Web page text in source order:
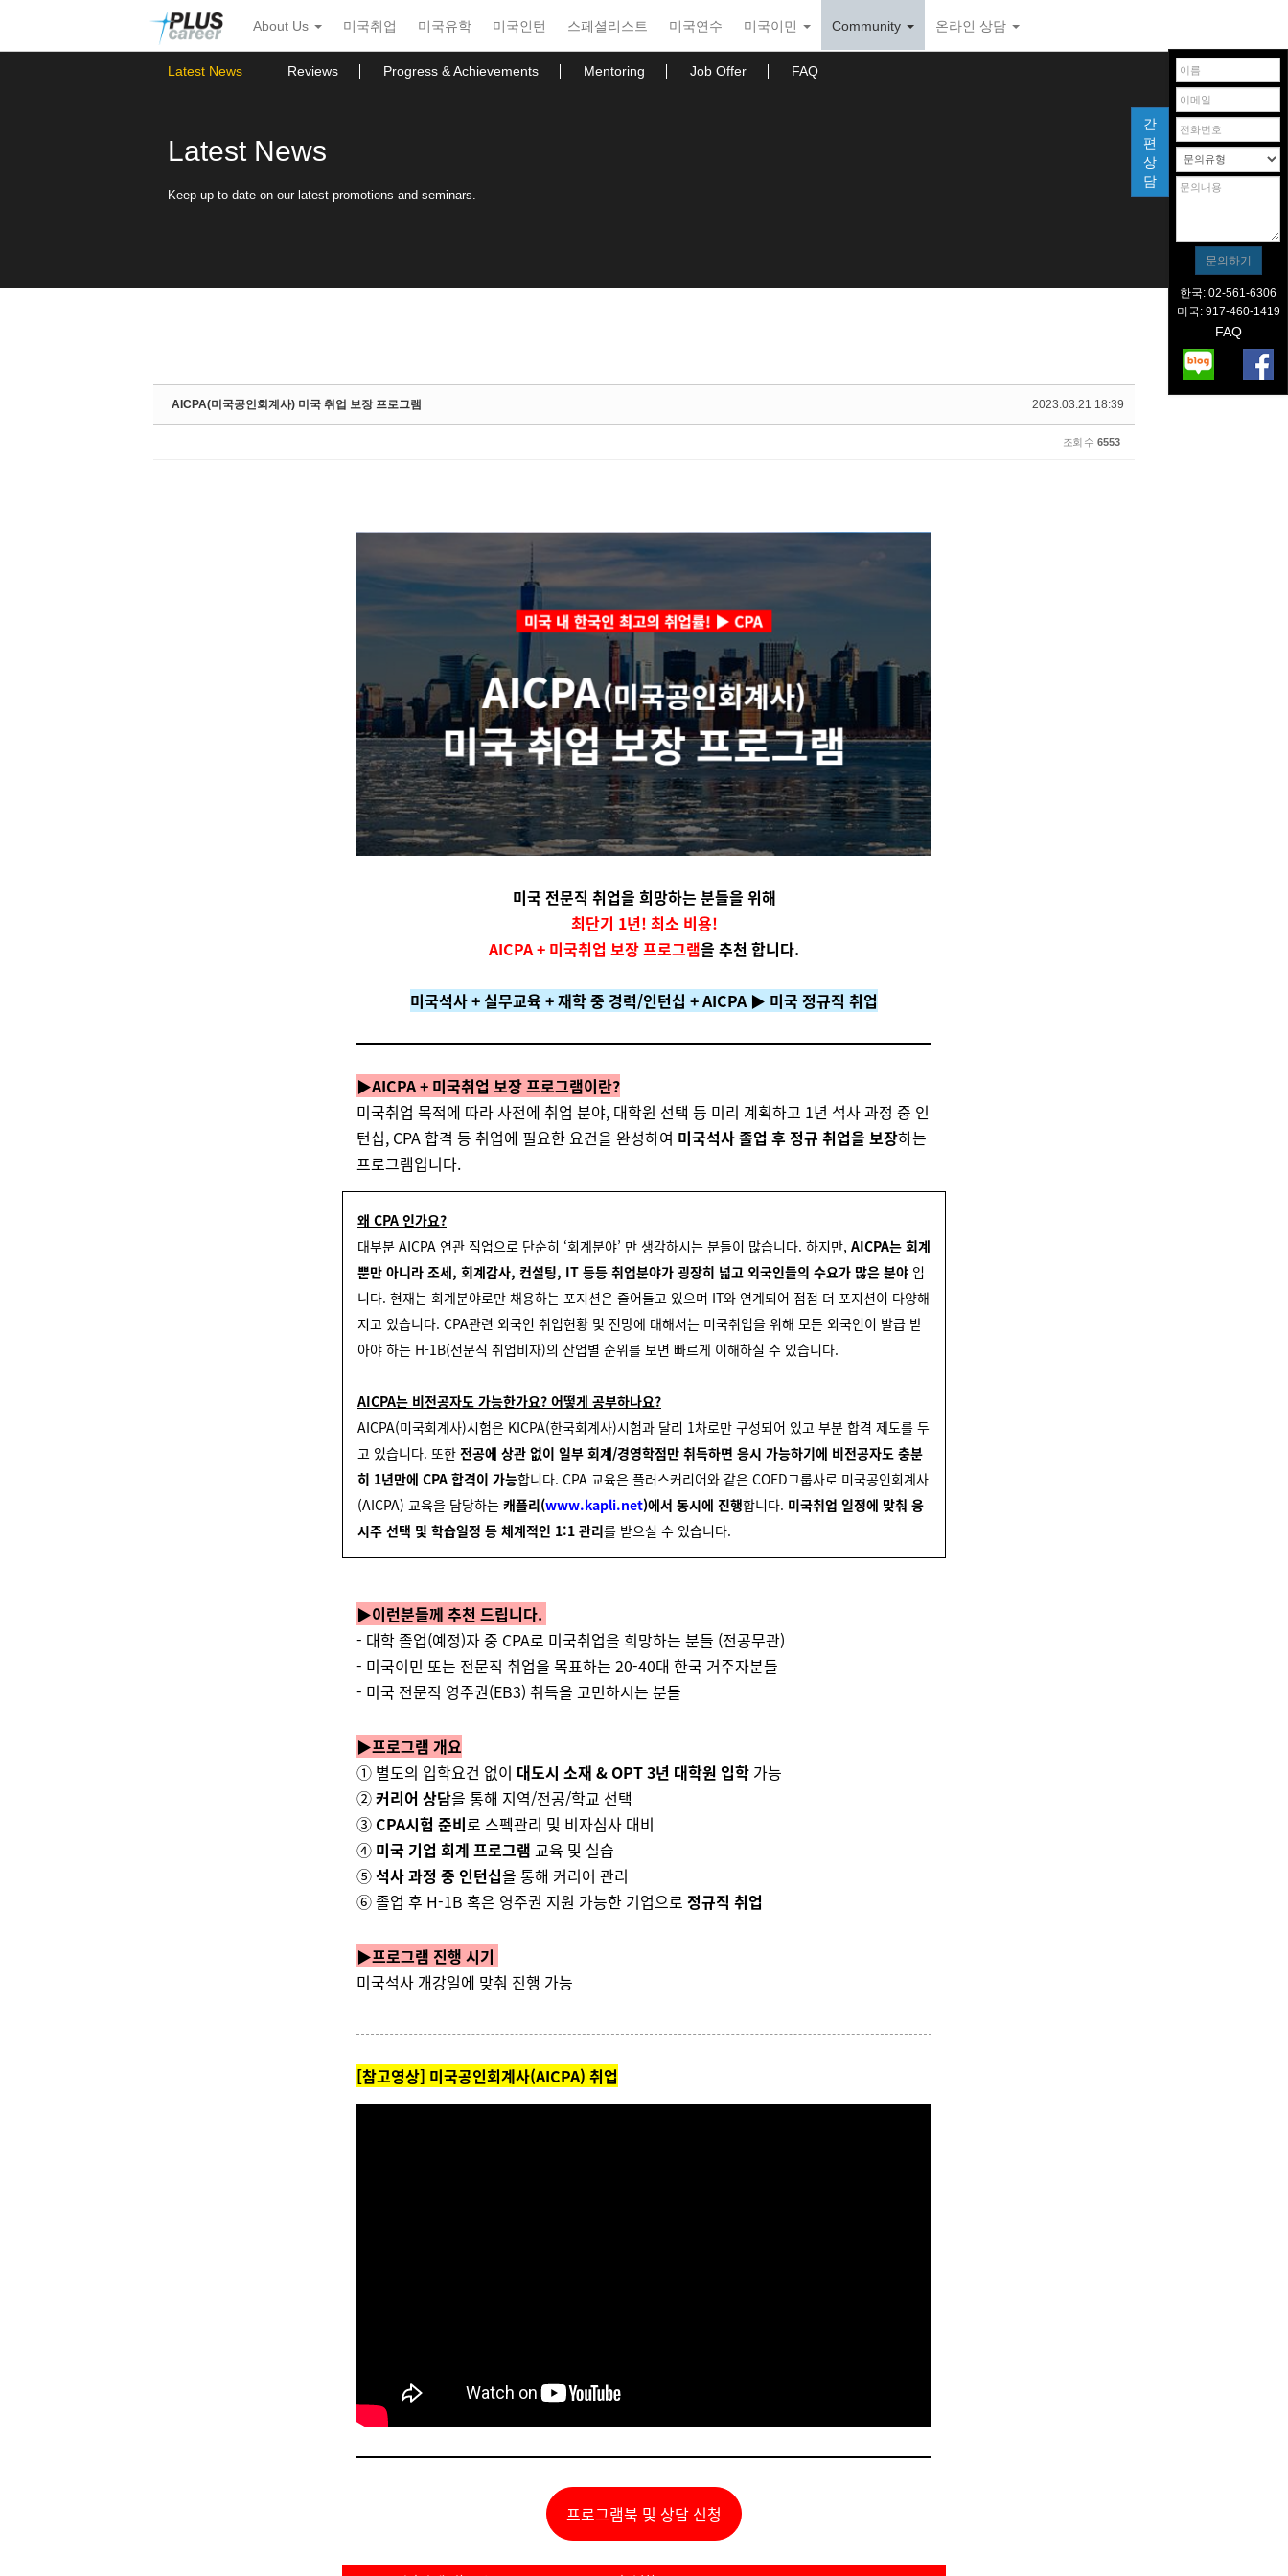
뉴
토
About Us 미국취업 미국유학 미국인턴 스페셜리스트 미국연수 미국이민 Community 온라인 상담
Latest News Reviews Progress & Achievements Mentoring Job Offer FAQ
Latest News
Keep-up-to date on our latest promotions and seminars.
2023.03.21 18:39
AICPA(미국공인회계사) 미국 취업 보장 프로그램
조회 수 6553
미국 전문직 취업을 희망하는 분들을 위해
최단기 1년! 최소 비용!
AICPA + 미국취업 보장 프로그램을 추천 합니다.
미국석사 + 실무교육 + 재학 중 경력/인턴십 + AICPA ▶ 미국 정규직 취업
▶AICPA + 미국취업 보장 프로그램이란?
미국취업 목적에 따라 사전에 취업 분야, 대학원 선택 등 미리 계획하고 1년 석사 과정 중 인
턴십, CPA 합격 등 취업에 필요한 요건을 완성하여 미국석사 졸업 후 정규 취업을 보장하는
프로그램입니다.
왜 CPA 인가요?
대부분 AICPA 연관 직업으로 단순히 ‘회계분야’ 만 생각하시는 분들이 많습니다. 하지만, AICPA는 회계
뿐만 아니라 조세, 회계감사, 컨설팅, IT 등등 취업분야가 굉장히 넓고 외국인들의 수요가 많은 분야 입
니다. 현재는 회계분야로만 채용하는 포지션은 줄어들고 있으며 IT와 연계되어 점점 더 포지션이 다양해
지고 있습니다. CPA관련 외국인 취업현황 및 전망에 대해서는 미국취업을 위해 모든 외국인이 발급 받
아야 하는 H-1B(전문직 취업비자)의 산업별 순위를 보면 빠르게 이해하실 수 있습니다.
AICPA는 비전공자도 가능한가요? 어떻게 공부하나요?
AICPA(미국회계사)시험은 KICPA(한국회계사)시험과 달리 1차로만 구성되어 있고 부분 합격 제도를 두
고 있습니다. 또한 전공에 상관 없이 일부 회계/경영학점만 취득하면 응시 가능하기에 비전공자도 충분
히 1년만에 CPA 합격이 가능합니다. CPA 교육은 플러스커리어와 같은 COED그룹사로 미국공인회계사
(AICPA) 교육을 담당하는 캐플리(www.kapli.net)에서 동시에 진행합니다. 미국취업 일정에 맞춰 응
시주 선택 및 학습일정 등 체계적인 1:1 관리를 받으실 수 있습니다.
▶이런분들께 추천 드립니다.
- 대학 졸업(예정)자 중 CPA로 미국취업을 희망하는 분들 (전공무관)
- 미국이민 또는 전문직 취업을 목표하는 20-40대 한국 거주자분들
- 미국 전문직 영주권(EB3) 취득을 고민하시는 분들
▶프로그램 개요
① 별도의 입학요건 없이 대도시 소재 & OPT 3년 대학원 입학 가능
②커리어 상담을 통해 지역/전공/학교 선택
③ CPA시험 준비로 스펙관리 및 비자심사 대비
④ 미국 기업 회계 프로그램 교육 및 실습
⑤석사 과정 중 인턴십을 통해 커리어 관리
⑥ 졸업 후 H-1B 혹은 영주권 지원 가능한 기업으로 정규직 취업
▶프로그램 진행 시기
미국석사 개강일에 맞춰 진행 가능
[참고영상] 미국공인회계사(AICPA) 취업
프로그램북 및 상담 신청
간
편
상
담
한국: 02-561-6306
미국: 917-460-1419
FAQ